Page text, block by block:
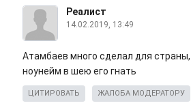
Реалист
14.02.2019, 13:49
Атамбаев много сделал для
ноунейм в шею его гнать
ЦИТИРОВАТЬ ЖАЛОБА МОДЕРАТОРУ